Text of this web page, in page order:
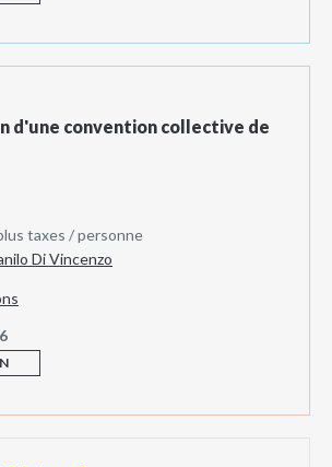
d'une convention collective de
taxes / personne
Di Vincenzo